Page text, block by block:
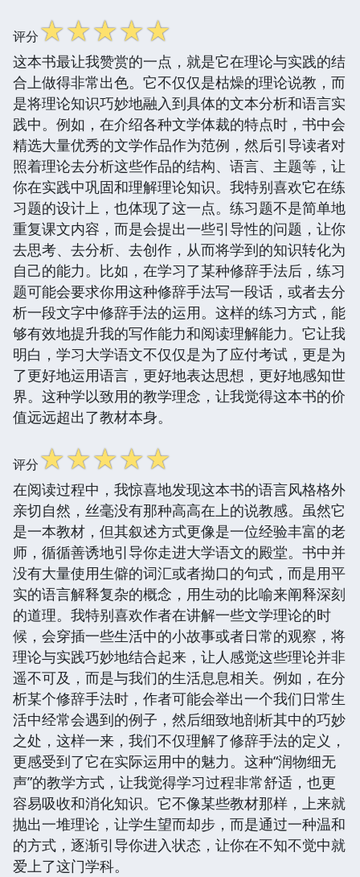
评分☆☆☆☆☆
这本书最让我赞赏的一点，就是它在理论与实践的结
合上做得非常出色。它不仅仅是枯燥的理论说教，而
是将理论知识巧妙地融入到具体的文本分析和语言实
践中。例如，在介绍各种文学体裁的特点时，书中会
精选大量优秀的文学作品作为范例，然后引导读者对
照着理论去分析这些作品的结构、语言、主题等，让
你在实践中巩固和理解理论知识。我特别喜欢它在练
习题的设计上，也体现了这一点。练习题不是简单地
重复课文内容，而是会提出一些引导性的问题，让你
去思考、去分析、去创作，从而将学到的知识转化为
自己的能力。比如，在学习了某种修辞手法后，练习
题可能会要求你用这种修辞手法写一段话，或者去分
析一段文字中修辞手法的运用。这样的练习方式，能
够有效地提升我的写作能力和阅读理解能力。它让我
明白，学习大学语文不仅仅是为了应付考试，更是为
了更好地运用语言，更好地表达思想，更好地感知世
界。这种学以致用的教学理念，让我觉得这本书的价
值远远超出了教材本身。
评分☆☆☆☆☆
在阅读过程中，我惊喜地发现这本书的语言风格格外
亲切自然，丝毫没有那种高高在上的说教感。虽然它
是一本教材，但其叙述方式更像是一位经验丰富的老
师，循循善诱地引导你走进大学语文的殿堂。书中并
没有大量使用生僻的词汇或者拗口的句式，而是用平
实的语言解释复杂的概念，用生动的比喻来阐释深刻
的道理。我特别喜欢作者在讲解一些文学理论的时
候，会穿插一些生活中的小故事或者日常的观察，将
理论与实践巧妙地结合起来，让人感觉这些理论并非
遥不可及，而是与我们的生活息息相关。例如，在分
析某个修辞手法时，作者可能会举出一个我们日常生
活中经常会遇到的例子，然后细致地剖析其中的巧妙
之处，这样一来，我们不仅理解了修辞手法的定义，
更感受到了它在实际运用中的魅力。这种“润物细无
声”的教学方式，让我觉得学习过程非常舒适，也更
容易吸收和消化知识。它不像某些教材那样，上来就
抛出一堆理论，让学生望而却步，而是通过一种温和
的方式，逐渐引导你进入状态，让你在不知不觉中就
爱上了这门学科。